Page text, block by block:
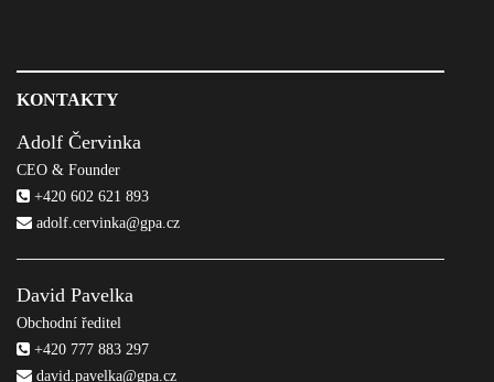
KONTAKTY
Adolf Červinka
CEO & Founder
+420 602 621 893
adolf.cervinka@gpa.cz
David Pavelka
Obchodní ředitel
+420 777 883 297
david.pavelka@gpa.cz